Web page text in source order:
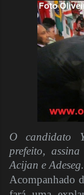
O candidato
prefeito,
Acijan e Adeseg.
Acompanhado